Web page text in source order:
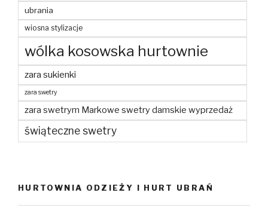
ubrania
wiosna stylizacje
wólka kosowska hurtownie
zara sukienki
zara swetry
zara swetrym Markowe swetry damskie wyprzedaż
świąteczne swetry
HURTOWNIA ODZIEŻY I HURT UBRAŃ